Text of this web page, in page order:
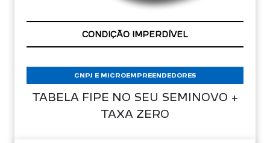
APROVEITE!
TABELA FIPE NO SEU SEMINOVO +
TAXA ZERO